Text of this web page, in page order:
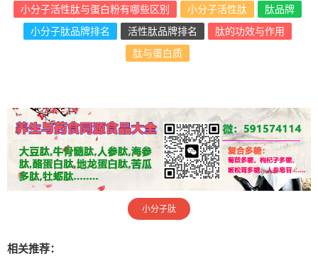
小分子活性肽与蛋白粉有哪些区别 小分子活性肽
肽品牌
小分子肽品牌排名
活性肽品牌排名
肽的功效与作用
肽与蛋白质
小分子肽
相关推荐：